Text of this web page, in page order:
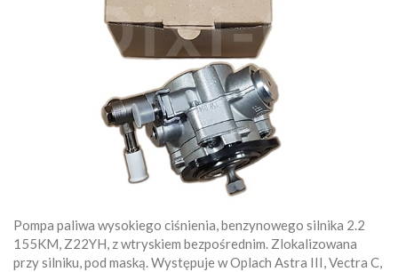
Pompa paliwa wysokiego ciśnienia, benzynowego silnika 2.2
155KM, Z22YH, z wtryskiem bezpośrednim. Zlokalizowana
przy silniku, pod maską. Występuje w Oplach Astra III, Vectra C,